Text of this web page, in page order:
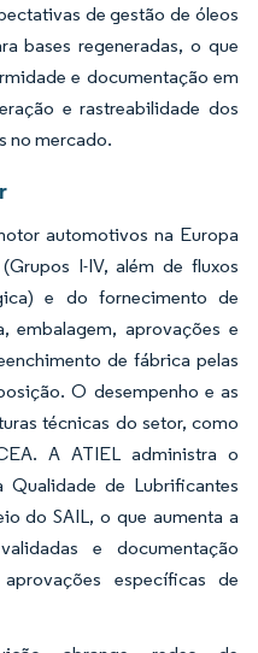
de gestão de óleos
bases regeneradas, o que
e documentação em
e rastreabilidade dos
no mercado.
automotivos na Europa
I-IV, além de fluxos
e do fornecimento de
embalagem, aprovações e
de fábrica pelas
O desempenho e as
técnicas do setor, como
A ATIEL administra o
Qualidade de Lubrificantes
do SAIL, o que aumenta a
e documentação
específicas de